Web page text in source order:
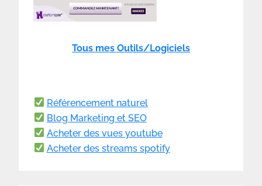
Tous mes Outils/Logiciels
Référencement naturel
Blog Marketing et SEO
Acheter des vues youtube
Acheter des streams spotify